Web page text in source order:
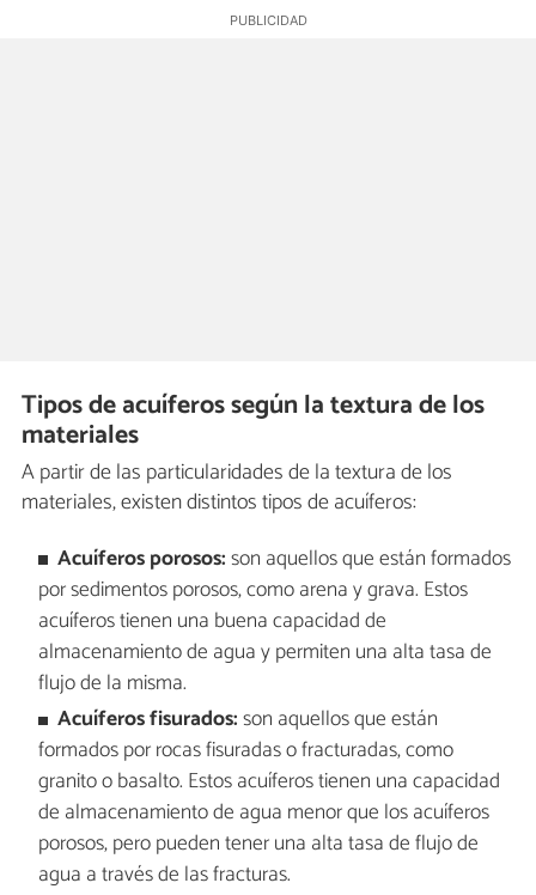
Tipos de acuíferos según la textura de los
materiales
A partir de las particularidades de la textura de los
materiales, existen distintos tipos de acuíferos:
Acuíferos porosos:son aquellos que están formados
por sedimentos porosos, como arena y grava. Estos
acuíferos tienen una buena capacidad de
almacenamiento de agua y permiten una alta tasa de
flujo de la misma.
Acuíferos fisurados:son aquellos que están
formados por rocas fisuradas o fracturadas, como
granito o basalto. Estos acuíferos tienen una capacidad
de almacenamiento de agua menor que los acuíferos
porosos, pero pueden tener una alta tasa de flujo de
agua a través de las fracturas.